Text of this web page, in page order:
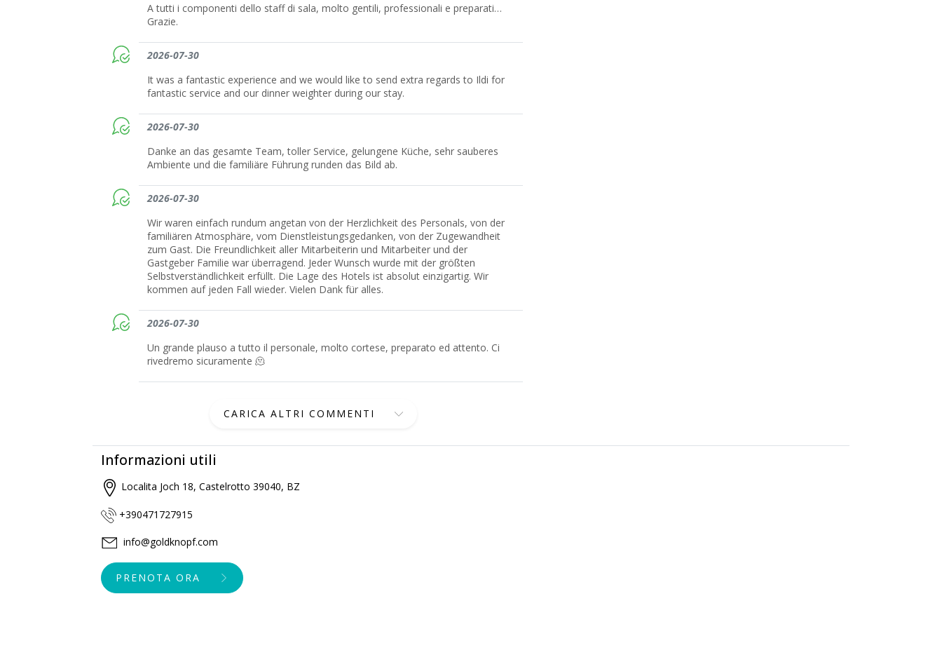
A tutti i componenti dello staff di sala, molto gentili, professionali e preparati…
Grazie.
2026-07-30
It was a fantastic experience and we would like to send extra regards to Ildi for
fantastic service and our dinner weighter during our stay.
2026-07-30
Danke an das gesamte Team, toller Service, gelungene Küche, sehr sauberes
Ambiente und die familiäre Führung runden das Bild ab.
2026-07-30
Wir waren einfach rundum angetan von der Herzlichkeit des Personals, von der
familiären Atmosphäre, vom Dienstleistungsgedanken, von der Zugewandheit
zum Gast. Die Freundlichkeit aller Mitarbeiterin und Mitarbeiter und der
Gastgeber Familie war überragend. Jeder Wunsch wurde mit der größten
Selbstverständlichkeit erfüllt. Die Lage des Hotels ist absolut einzigartig. Wir
kommen auf jeden Fall wieder. Vielen Dank für alles.
2026-07-30
Un grande plauso a tutto il personale, molto cortese, preparato ed attento. Ci
rivedremo sicuramente 🫠
CARICA ALTRI COMMENTI
Informazioni utili
Localita Joch 18, Castelrotto 39040, BZ
+390471727915
info@goldknopf.com
PRENOTA ORA